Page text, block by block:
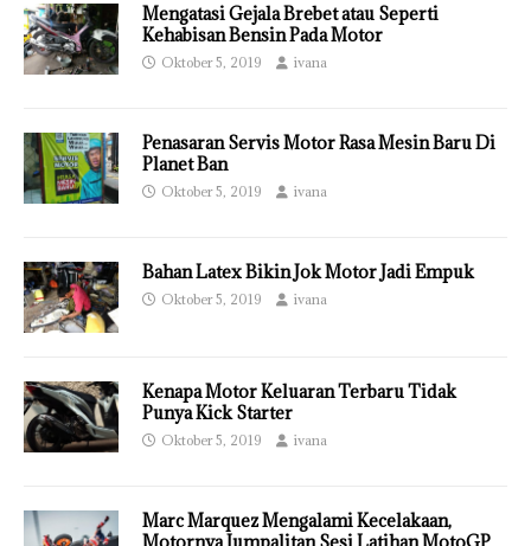
Mengatasi Gejala Brebet atau Seperti
Kehabisan Bensin Pada Motor
Oktober 5, 2019 ivana
Penasaran Servis Motor Rasa Mesin Baru Di
Planet Ban
Oktober 5, 2019 ivana
Bahan Latex Bikin Jok Motor Jadi Empuk
Oktober 5, 2019 ivana
Kenapa Motor Keluaran Terbaru Tidak
Punya Kick Starter
Oktober 5, 2019 ivana
Marc Marquez Mengalami Kecelakaan,